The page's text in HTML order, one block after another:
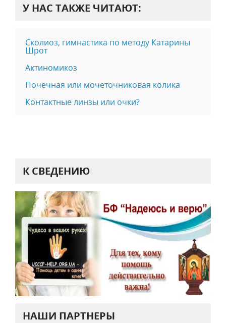
У НАС ТАКЖЕ ЧИТАЮТ:
Сколиоз, гимнастика по методу Катарины
Шрот
Актиномикоз
Почечная или мочеточниковая колика
Контактные линзы или очки?
К СВЕДЕНИЮ
НАШИ ПАРТНЕРЫ